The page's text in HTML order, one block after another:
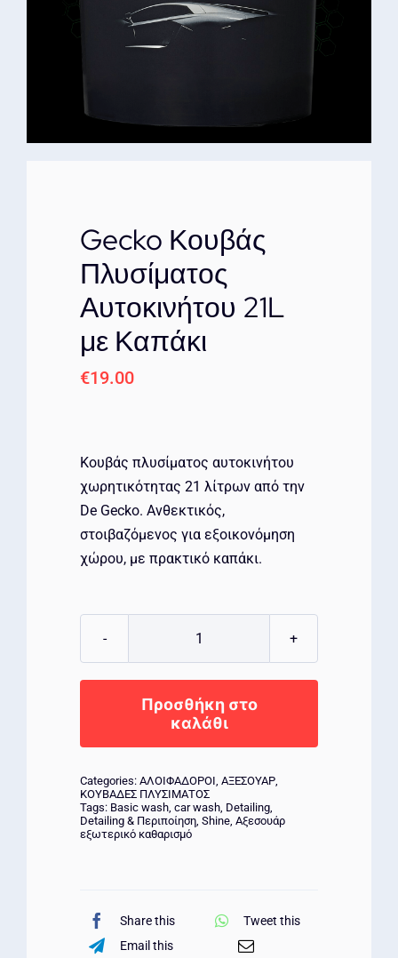
ΕΠΙΚΟΙΝΩΝΙΑ
Gecko Κουβάς
Πλυσίματος
Αυτοκινήτου 21L
με Καπάκι
€19.00
Κουβάς πλυσίματος αυτοκινήτου
χωρητικότητας 21 λίτρων από την
De Gecko. Ανθεκτικός,
στοιβαζόμενος για εξοικονόμηση
χώρου, με πρακτικό καπάκι.
Πλυσίματος
Αυτοκινήτου
21L
Καπάκι
ποσότητα
Προσθήκη στο
καλάθι
Categories: ΑΛΟΙΦΑΔΟΡΟΙ, ΑΞΕΣΟΥΑΡ,
ΚΟΥΒΑΔΕΣ ΠΛΥΣΙΜΑΤΟΣ
Tags: Basic wash, car wash, Detailing,
Detailing & Περιποίηση, Shine, Αξεσουάρ
εξωτερικό καθαρισμό
Share this
Tweet this
Email this